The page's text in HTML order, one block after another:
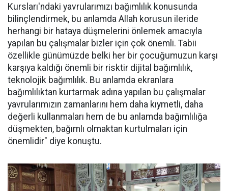
Kursları'ndaki yavrularımızı bağımlılık konusunda
bilinçlendirmek, bu anlamda Allah korusun ileride
herhangi bir hataya düşmelerini önlemek amacıyla
yapılan bu çalışmalar bizler için çok önemli. Tabii
özellikle günümüzde belki her bir çocuğumuzun karşı
karşıya kaldığı önemli bir risktir dijital bağımlılık,
teknolojik bağımlılık. Bu anlamda ekranlara
bağımlılıktan kurtarmak adına yapılan bu çalışmalar
yavrularımızın zamanlarını hem daha kıymetli, daha
değerli kullanmaları hem de bu anlamda bağımlılığa
düşmekten, bağımlı olmaktan kurtulmaları için
önemlidir" diye konuştu.